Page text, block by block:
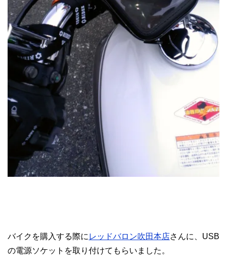
バイクを購入する際に レッドバロン吹田本店さんに、USB
の電源ソケットを取り付けてもらいました。